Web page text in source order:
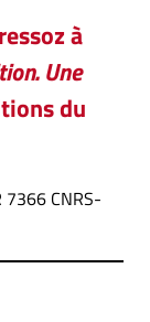
à
Une
du
7366 CNRS-